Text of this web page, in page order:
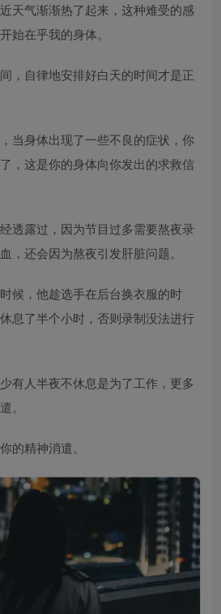
天气渐渐热了起来，这种难受的感
始在乎我的身体。
，自律地安排好白天的时间才是正
当身体出现了一些不良的症状，你
，这是你的身体向你发出的求救信
透露过，因为节目过多需要熬夜录
，还会因为熬夜引发肝脏问题。
候，他趁选手在后台换衣服的时
息了半个小时，否则录制没法进行
有人半夜不休息是为了工作，更多
。
的精神消遣。